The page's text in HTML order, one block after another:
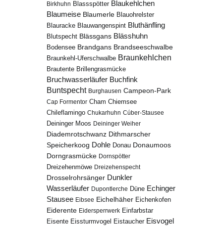
Birkhuhn Blassspötter Blaukehlchen
Blaumeise Blaumerle Blauohrelster
Blauracke Blauwangenspint Bluthänfling
Blutspecht Blässgans Blässhuhn
Bodensee Brandgans Brandseeschwalbe
Braunkehl-Uferschwalbe Braunkehlchen
Brautente Brillengrasmücke
Bruchwasserläufer Buchfink
Buntspecht Burghausen Campeon-Park
Cap Formentor Cham Chiemsee
Chileflamingo Chukarhuhn Cúber-Stausee
Deininger Moos Deininger Weiher
Diademrotschwanz Dithmarscher
Speicherkoog Dohle Donau Donaumoos
Dorngrasmücke Dornspötter
Dreizehenmöwe Dreizehenspecht
Drosselrohrsänger Dunkler
Wasserläufer Dupontlerche Düne Echinger
Stausee Eibsee Eichelhäher Eichenkofen
Eiderente Eidersperrwerk Einfarbstar
Eisente Eissturmvogel Eistaucher Eisvogel